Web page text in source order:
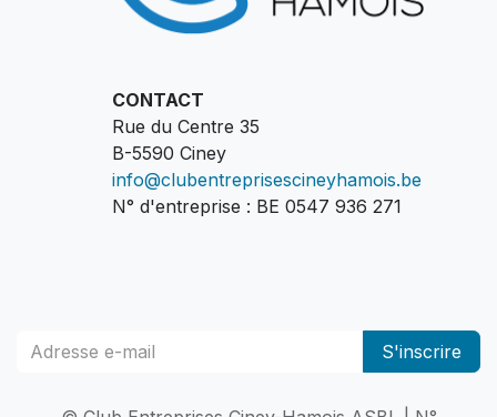
CONTACT
Rue du Centre 35
B-5590 Ciney
info@clubentreprisescineyhamois.be
N° d'entreprise : BE 0547 936 271
S'inscrire